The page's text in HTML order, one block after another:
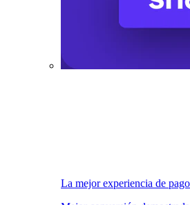
La mejor experiencia de